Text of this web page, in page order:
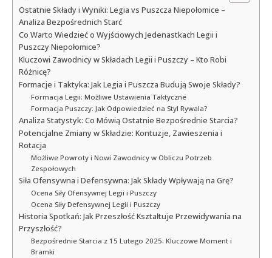
Ostatnie Składy i Wyniki: Legia vs Puszcza Niepołomice –
Analiza Bezpośrednich Starć
Co Warto Wiedzieć o Wyjściowych Jedenastkach Legii i
Puszczy Niepołomice?
Kluczowi Zawodnicy w Składach Legii i Puszczy – Kto Robi
Różnicę?
Formacje i Taktyka: Jak Legia i Puszcza Budują Swoje Składy?
Formacja Legii: Możliwe Ustawienia Taktyczne
Formacja Puszczy: Jak Odpowiedzieć na Styl Rywala?
Analiza Statystyk: Co Mówią Ostatnie Bezpośrednie Starcia?
Potencjalne Zmiany w Składzie: Kontuzje, Zawieszenia i
Rotacja
Możliwe Powroty i Nowi Zawodnicy w Obliczu Potrzeb
Zespołowych
Siła Ofensywna i Defensywna: Jak Składy Wpływają na Grę?
Ocena Siły Ofensywnej Legii i Puszczy
Ocena Siły Defensywnej Legii i Puszczy
Historia Spotkań: Jak Przeszłość Kształtuje Przewidywania na
Przyszłość?
Bezpośrednie Starcia z 15 Lutego 2025: Kluczowe Moment i
Bramki